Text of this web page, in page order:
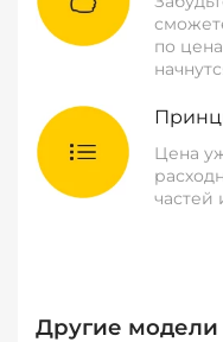
по
Цена
частей
Другие модели